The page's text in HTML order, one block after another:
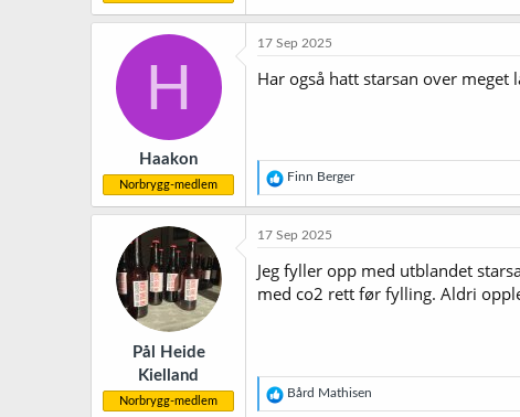
H
Haakon
Norbrygg-medlem
17 Sep 2025
Har også hatt starsan over
R
e
a
j
o
n
Finn Berger
Pål Heide
Kielland
Norbrygg-medlem
17 Sep 2025
Jeg fyller opp med utblandet
med co2 rett før fylling. Aldri
R
e
Bård Mathisen